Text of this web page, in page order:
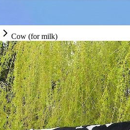
Cow (for milk)